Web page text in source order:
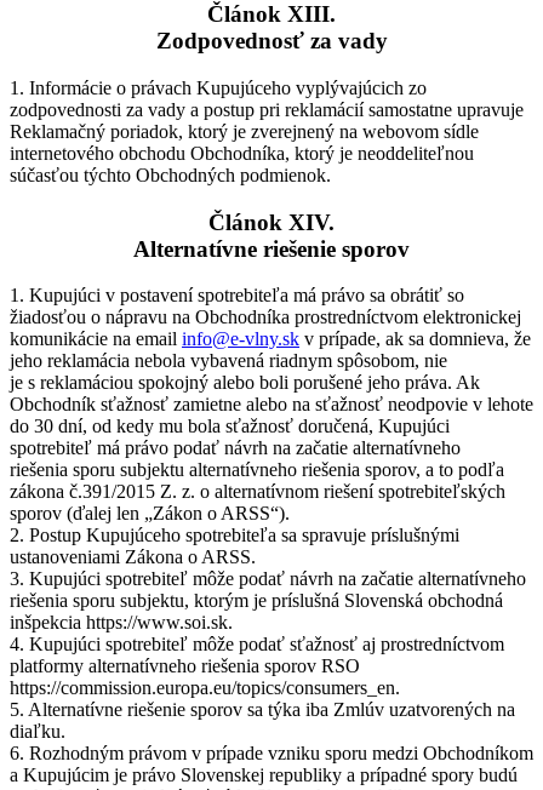
Článok XIII.
Zodpovednosť za vady
1. Informácie o právach Kupujúceho vyplývajúcich zo
zodpovednosti za vady a postup pri reklamácií samostatne upravuje
Reklamačný poriadok, ktorý je zverejnený na webovom sídle
internetového obchodu Obchodníka, ktorý je neoddeliteľnou
súčasťou týchto Obchodných podmienok.
Článok XIV.
Alternatívne riešenie sporov
1. Kupujúci v postavení spotrebiteľa má právo sa obrátiť so
žiadosťou o nápravu na Obchodníka prostredníctvom elektronickej
komunikácie na email info@e-vlny.sk v prípade, ak sa domnieva, že
jeho reklamácia nebola vybavená riadnym spôsobom, nie
je s reklamáciou spokojný alebo boli porušené jeho práva. Ak
Obchodník sťažnosť zamietne alebo na sťažnosť neodpovie v lehote
do 30 dní, od kedy mu bola sťažnosť doručená, Kupujúci
spotrebiteľ má právo podať návrh na začatie alternatívneho
riešenia sporu subjektu alternatívneho riešenia sporov, a to podľa
zákona č.391/2015 Z. z. o alternatívnom riešení spotrebiteľských
sporov (ďalej len „Zákon o ARSS“).
2. Postup Kupujúceho spotrebiteľa sa spravuje príslušnými
ustanoveniami Zákona o ARSS.
3. Kupujúci spotrebiteľ môže podať návrh na začatie alternatívneho
riešenia sporu subjektu, ktorým je príslušná Slovenská obchodná
inšpekcia https://www.soi.sk.
4. Kupujúci spotrebiteľ môže podať sťažnosť aj prostredníctvom
platformy alternatívneho riešenia sporov RSO
https://commission.europa.eu/topics/consumers_en.
5. Alternatívne riešenie sporov sa týka iba Zmlúv uzatvorených na
diaľku.
6. Rozhodným právom v prípade vzniku sporu medzi Obchodníkom
a Kupujúcim je právo Slovenskej republiky a prípadné spory budú